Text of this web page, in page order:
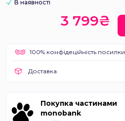
В наявності
3 799₴
100% конфідеційність посилки
Доставка
Покупка частинами
monobank